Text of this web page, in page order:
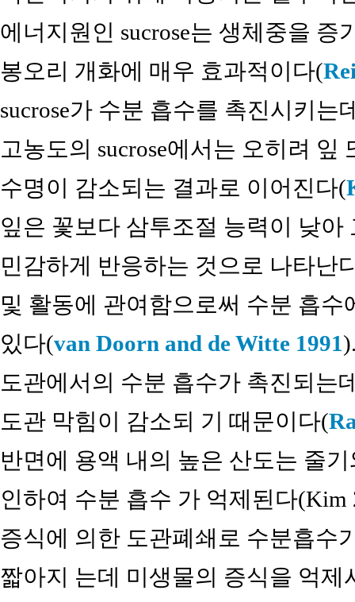
에너지원인 sucrose는 생체중을
봉오리 개화에 매우 효과적이다(
sucrose가 수분 흡수를 촉진시키
고농도의 sucrose에서는 오히려
수명이 감소되는 결과로 이어진다(
잎은 꽃보다 삼투조절 능력이 낮아
민감하게 반응하는 것으로 나타난
및 활동에 관여함으로써 수분 흡
있다(van Doorn and de Witte 1991
도관에서의 수분 흡수가 촉진되는
도관 막힘이 감소되 기 때문이다(
반면에 용액 내의 높은 산도는 줄
인하여 수분 흡수 가 억제된다
증식에 의한 도관폐쇄로 수분흡수
짧아지 는데 미생물의 증식을 억제